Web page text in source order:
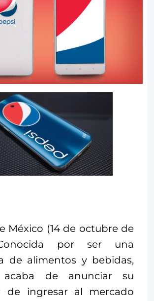
México (14 de octubre de
por ser una
de alimentos y bebidas,
acaba de anunciar su
de ingresar al mercado